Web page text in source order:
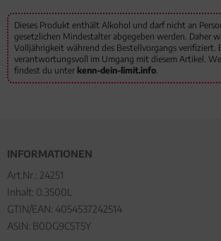
Dieses Produkt enthält Alkohol und darf nicht an
gesetzlichen Mindestalter abgegeben werden. Daher
Volljährigkeit während des Bestellvorgangs verifiziert.
verantwortungsvoll im Umgang mit diesem Artikel.
findest du unter kenn-dein-limit.info.
INFORMATIONEN
Art.Nr.: 24251
Inhalt: 0.3500L
GTIN/EAN: 4054537242514
ASIN: B0DG9CST5Y